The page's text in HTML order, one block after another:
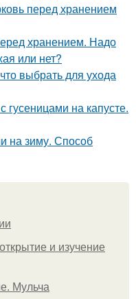
перед хранением
хранением. Надо
или нет?
выбрать для ухода
гусеницами на капусте.
на зиму. Способ
и изучение
Мульча